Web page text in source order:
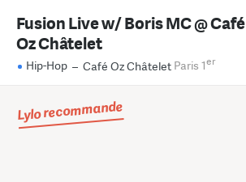
Fusion Live w/ Boris MC @ Café
Oz Châtelet
Hip-Hop – Café Oz Châtelet Paris 1er
Lylo recommande